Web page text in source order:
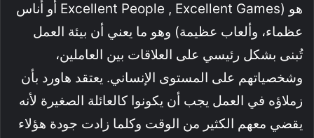
هو (Excellent People , Excellent Games أو أُناس
عظماء، وألعاب عظيمة) وهو ما يعني أن بيئة العمل
تُبنى بشكل رئيسي على العلاقات بين العاملين،
وشخصياتهم على المستوى الإنساني. يعتقد هاورد بأن
زملاؤه في العمل يجب أن يكونوا كالعائلة الصغيرة لأنه
يقضي معهم الكثير من الوقت وكلما زادت جودة هؤلاء